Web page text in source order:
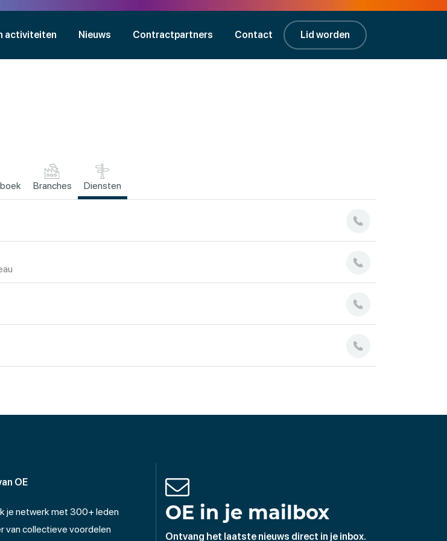
activiteiten Nieuws Contractpartners Contact Lid worden
Branches Diensten
OE
je netwerk met 300+ leden
van collectieve voordelen
OE in je mailbox
Ontvang het laatste nieuws direct in je inbox.